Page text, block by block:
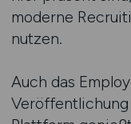
moderne
nutzen.
Auch das
Veröffentlichung